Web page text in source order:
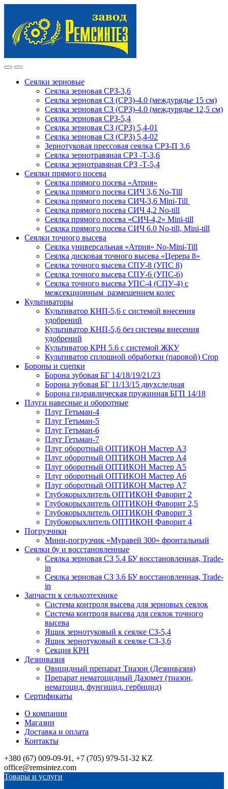
navigation
content
Сеялки зерновые
Сеялка зерновая СРЗ-3,6
Сеялка зерновая СЗ (СРЗ)-4.0 (междурядье 15 см)
Сеялка зерновая СЗ (СРЗ)-4.0 (междурядье 12,5 см)
Сеялка зерновая СРЗ-5,4
Сеялка зерновая СЗ (СРЗ) 5,4-01
Сеялка зерновая СЗ (СРЗ) 5,4-02
Зернотуковая прессовая сеялка СРЗ-П 3.6
Сеялка зернотравяная СРЗ -Т-3,6
Сеялка зернотравяная СРЗ -Т-5,4
Сеялки прямого посева
Сеялка прямого посева «Атрия»
Сеялка прямого посева СИЧ 3,6 No-Till
Сеялка прямого посева СИЧ-3,6 Mini-Till
Сеялка прямого посева СИЧ 4,2 No-till
Сеялка прямого посева «СИЧ-4,2» Mini-till
Сеялка прямого посева СИЧ 6.0 No-till, Mini-till
Сеялки точного высева
Сеялка универсальная «Атрия» No-Mini-Till
Сеялка дисковая точного высева «Церера 8»
Сеялка точного высева СПУ-8 (УПС 8)
Сеялка точного высева СПУ-6 (УПС-6)
Сеялка точного высева УПС-4 (СПУ-4) с
межсекционным размещением колес
Культиваторы
Культиватор КНП-5,6 с системой внесения
удобрений
Культиватор КНП-5,6 без системы внесения
удобрений
Культиватор КРН 5.6 с системой ЖКУ
Культиватор сплошной обработки (паровой) Crop
Бороны и сцепки
Борона зубовая БГ 14/18/19/21/23
Борона зубовая БГ 11/13/15 двухследная
Борона гидравлическая пружинная БГП 14/18
Плуги навесные и оборотные
Плуг Гетьман-4
Плуг Гетьман-5
Плуг Гетьман-6
Плуг Гетьман-7
Плуг оборотный ОПТИКОН Мастер А3
Плуг оборотный ОПТИКОН Мастер А4
Плуг оборотный ОПТИКОН Мастер А5
Плуг оборотный ОПТИКОН Мастер А6
Плуг оборотный ОПТИКОН Мастер А7
Глубокорыхлитель ОПТИКОН Фаворит 2
Глубокорыхлитель ОПТИКОН Фаворит 2,5
Глубокорыхлитель ОПТИКОН Фаворит 3
Глубокорыхлитель ОПТИКОН Фаворит 4
Погрузчики
Мини-погрузчик «Муравей 300» фронтальный
Сеялки бу и восстановленные
Сеялка зерновая СЗ 5.4 БУ восстановленная, Trade-
in
Сеялка зерновая СЗ 3.6 БУ восстановленная, Trade-
in
Запчасти к сельхозтехнике
Система контроля высева для зерновых сеялок
Система контроля высева для сеялок точного
высева
Ящик зернотуковый к сеялке СЗ-5,4
Ящик зернотуковый к сеялке СЗ-3,6
Секция КРН
Дезинвазия
Овицидный препарат Тиазон (Дезинвазия)
Препарат нематоцидный Дазомет (тиазон,
нематоцид, фунгицид, гербицид)
Сертификаты
О компании
Магазин
Доставка и оплата
Контакты
+380 (67) 009-09-91, +7 (705) 979-51-32 KZ
office@remsintez.com
Товары и услуги